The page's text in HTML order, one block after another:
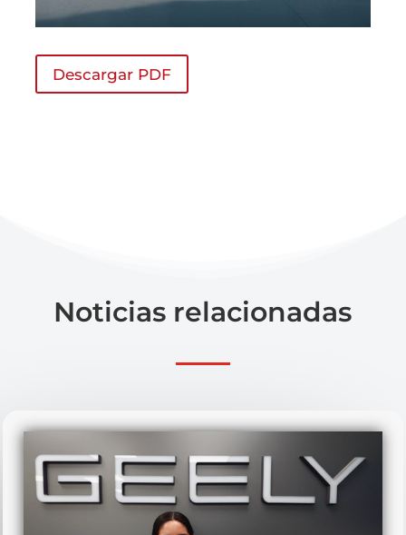
Descargar PDF
Noticias relacionadas